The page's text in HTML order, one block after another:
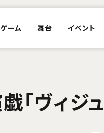
ゲーム 舞台 イベント
「ヴィジ